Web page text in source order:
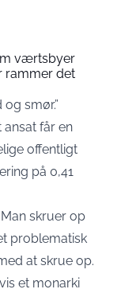
værtsbyer
rammer det
smør.”
ansat får en
offentligt
på 0,41
skruer op
problematisk
at skrue op.
et monarki